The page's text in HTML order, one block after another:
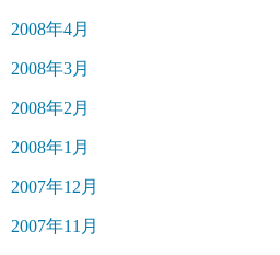
2008年4月
2008年3月
2008年2月
2008年1月
2007年12月
2007年11月